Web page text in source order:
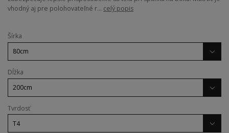
vhodný aj pre polohovateľné r... celý popis
Šírka
Dĺžka
Tvrdosť